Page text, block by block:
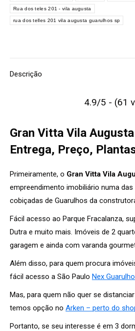
Rua dos teles 201 - vila augusta
rua dos telles 201 vila augusta guarulhos sp
Descrição
4.9/5 - (61
Gran Vitta Vila
Entrega, Preço,
Primeiramente, o Gran Vitta Vila
empreendimento imobiliário numa
cobiçadas de Guarulhos da
Fácil acesso ao Parque Fracalanza,
Dutra e muito mais. Imóveis de 2
garagem e ainda com varanda
Além disso, para quem procura
fácil acesso a São Paulo Nex
Mas, para quem não quer se
temos opção no Arken – perto do
Portanto, se seu interesse é em 3